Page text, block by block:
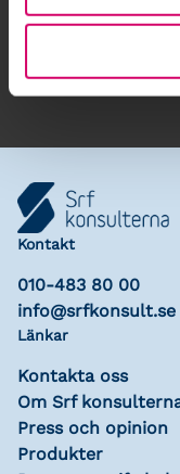
Kontakt
010-483 80 00
info@srfkonsult.se
Länkar
Kontakta oss
Om Srf
Press och opinion
Produkter